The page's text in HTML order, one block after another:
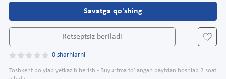
Savatga qo'shing
Retseptsiz beriladi
0 sharhlarni
Toshkent bo'ylab yetkazib berish - Buyurtma to'langan paytdan boshlab 2 soat